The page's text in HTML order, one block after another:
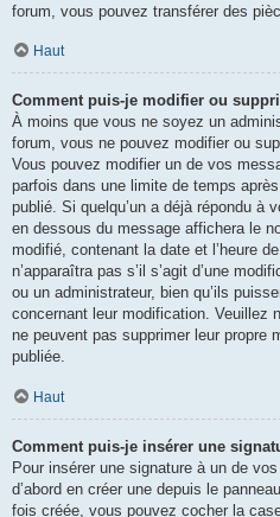
forum, vous pouvez transférer des
Haut
Comment puis-je modifier ou
À moins que vous ne soyez un
forum, vous ne pouvez modifier ou
Vous pouvez modifier un de vos
parfois dans une limite de temps
publié. Si quelqu’un a déjà répondu à
en dessous du message affichera le
modifié, contenant la date et l’heure
n’apparaîtra pas s’il s’agit d’une
ou un administrateur, bien qu’ils
concernant leur modification. Veuillez
ne peuvent pas supprimer leur propre
publiée.
Haut
Comment puis-je insérer une
Pour insérer une signature à un de
d’abord en créer une depuis le
fois créée, vous pouvez cocher la